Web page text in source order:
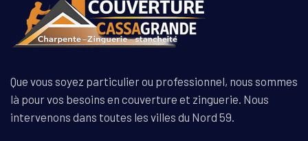
Que vous soyez particulier ou professionnel, nous sommes
là pour vos besoins en couverture et zinguerie. Nous
intervenons dans toutes les villes du Nord 59.